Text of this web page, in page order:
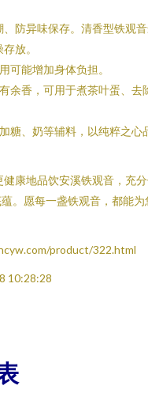
、防异味保存。清香型铁观
放。
可能增加身体负担。
余香，可用于煮茶叶蛋、去
糖、奶等辅料，以纯粹之心
康地品饮安溪铁观音，充
。愿每一盏铁观音，都能为
product/322.html
10:28:28